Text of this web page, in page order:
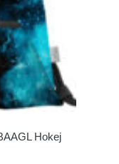
Hokej